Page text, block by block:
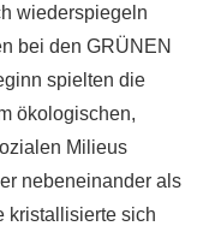
wiederspiegeln
bei den GRÜNEN
spielten die
ökologischen,
Milieus
nebeneinander als
kristallisierte sich